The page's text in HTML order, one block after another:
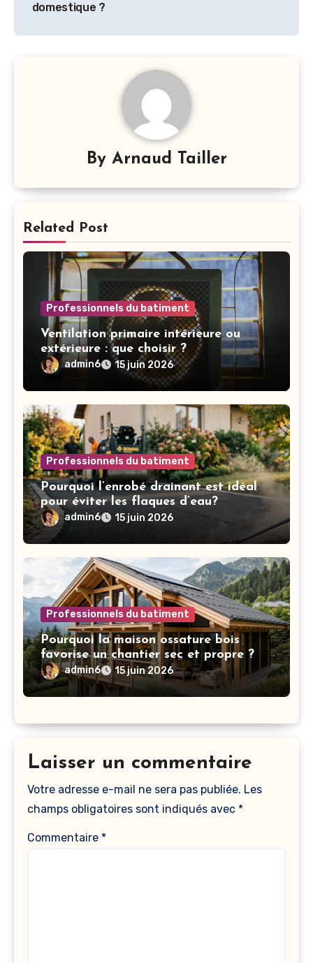
domestique ?
By Arnaud Tailler
Related Post
Professionnels du batiment
Ventilation primaire intérieure ou
extérieure : que choisir ?
admin6 15 juin 2026
Professionnels du batiment
Pourquoi l’enrobé drainant est idéal
pour éviter les flaques d’eau?
admin6 15 juin 2026
Professionnels du batiment
Pourquoi la maison ossature bois
favorise un chantier sec et propre ?
admin6 15 juin 2026
Laisser un commentaire
Votre adresse e-mail ne sera pas publiée. Les
champs obligatoires sont indiqués avec *
Commentaire *